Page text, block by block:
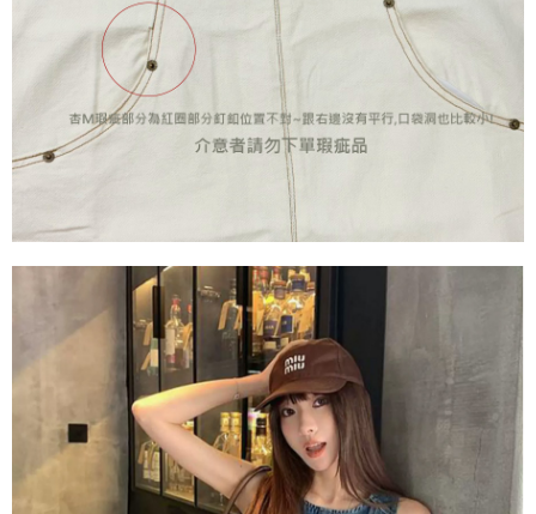
２．便利：只要手機號碼，簡訊認證，即可結帳。
３．安心：先確認商品／服務後，再付款。
【「AFTEE先享後付」結帳流程】
１．於結帳方式選擇「AFTEE先享後付」後，將跳轉至「AFTEE先享後付」
結帳頁面，進行簡訊認證並確認金額後，即可完成結帳。
２．訂單成立數日內，您將收到繳費通知簡訊。
３．收到繳費通知簡訊後14天內，點擊此簡訊中的連結，可透過四大超商／
ATM／網路銀行／等多元方式進行付款，方視為交易完成。
※ 請注意：結帳手續完成當下不需立刻繳費，但若您需要取消訂單，請聯絡
購買商品的店家。未經商家同意取消之訂單仍視為有效，需透過AFTEE先享
後付繳納相關費用。
※ 交易是否成功請以「AFTEE先享後付 」之結帳頁面顯示為準，若有關於
是否繳費成功／繳費後需取消欲退款等相關疑問，請聯繫「AFTEE先享後付
客戶支援中心」
https://netprotections.freshdesk.com/support/home
【注意事項】
１．透過由恩沛科技股份有限公司提供之「AFTEE先享後付」服務完成之交
易，需依本服務之必要範圍內提供個人資料，並將交易相關給付款項請求債
權轉讓予恩沛科技股份有限公司。
２．關於個人資料處理事宜，請瀏覽以下網址：
https://aftee.tw/terms/#terms3
３．未成年的使用者請事先徵得法定代理人或監護人之同意方可使用
「AFTEE先享後付」，若未經同意申辦者引起之損失，本公司不負相關責
全家取貨付款
每筆NT$80，滿NT$1,500(含以上)免運費
付款後全家取貨
每筆NT$80，滿NT$1,500(含以上)免運費
每筆NT$80，滿NT$1,500(含以上)免運費
付款後萊爾富取貨
每筆NT$80，滿NT$1,500(含以上)免運費
離島取貨加價40
每筆NT$80，滿NT$1,500(含以上)免運費
付款後7-11取貨
每筆NT$80，滿NT$1,500(含以上)免運費